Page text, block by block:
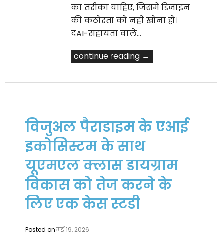
का तरीका चाहिए, जिसमें डिजाइन
की कठोरता को नहीं खोना हो।
दAI-सहायता वाले…
continue reading →
विजुअल पैराडाइम के एआई
इकोसिस्टम के साथ
यूएमएल क्लास डायग्राम
विकास को तेज करने के
लिए एक केस स्टडी
Posted onमई 19, 2026